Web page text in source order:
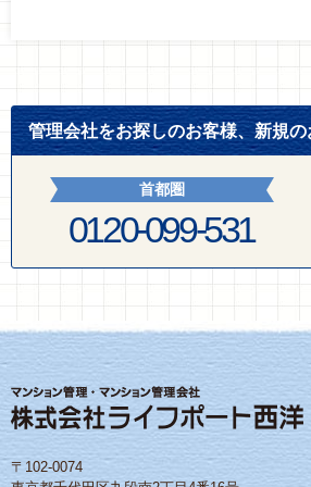
管理会社をお探しのお客様、新規の
首都圏
0120-099-531
〒102-0074